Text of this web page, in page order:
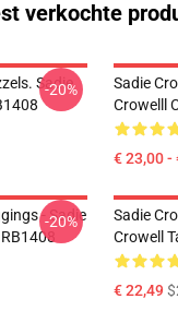
verkochte
Sadie
-20%
Sadie
Crowelll
€ 23,00 -
- Sadie
-20%
Sadie
Crowell
€ 22,49